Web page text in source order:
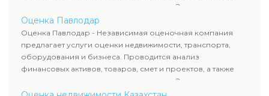
оценка животных и недропользования. Эксперты
определяют рыночную стоимость имущества и
рассчитывают ущерб. Все отчеты соответствуют
требованиям законодательства и используются для
сделок, кредитования и судебных процессов.
Оценка Павлодар
Оценка Павлодар - Независимая оценочная компания
предлагает услуги оценки недвижимости, транспорта,
оборудования и бизнеса. Проводится анализ
финансовых активов, товаров, смет и проектов, а также
оценка животных и недропользования. Эксперты
определяют рыночную стоимость имущества и